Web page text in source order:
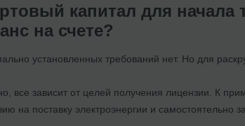
капитал для
на счете?
установленных требований нет. Но для
все зависит от целей получения лицензии. К
на поставку электроэнергии и самостоятельно